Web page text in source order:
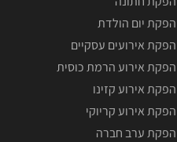
הפקת יום הולדת
הפקת אירועים עסקיים
הפקת אירוע הרמת כוסית
הפקת אירוע קזינו
הפקת אירוע קריוקי
הפקת ערב חברה